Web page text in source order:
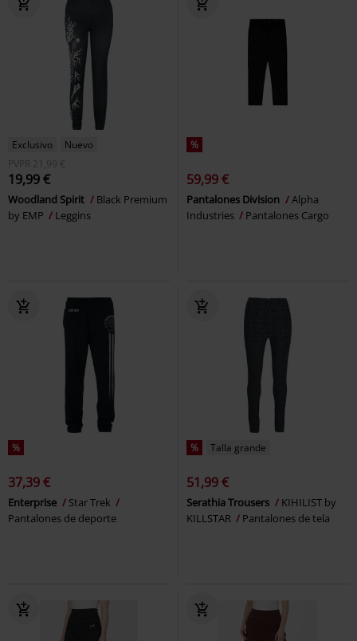
Exclusivo
Nuevo
PVPR 21,99 €
19,99 €
Woodland Spirit
Black Premium
by EMP
Leggins
%
59,99 €
Pantalones Division
Alpha
Industries
Pantalones Cargo
%
37,39 €
Enterprise
Star Trek
Pantalones de deporte
% Talla grande
51,99 €
Serathia Trousers
KIHILIST by
KILLSTAR
Pantalones de tela